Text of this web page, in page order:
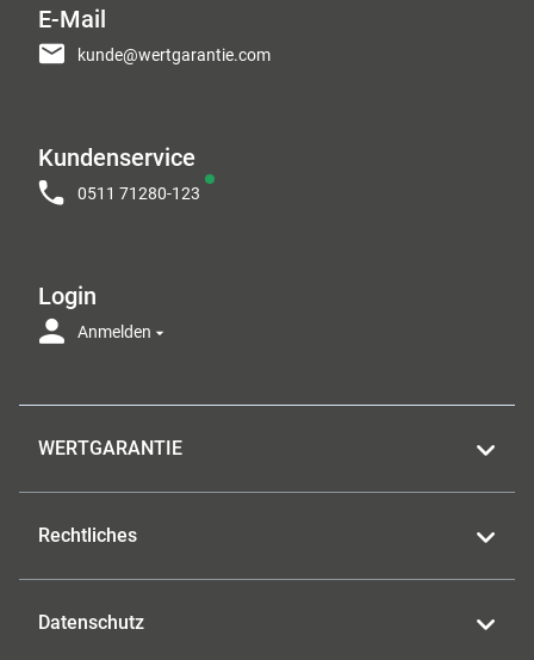
E-Mail
kunde@wertgarantie.com
Kundenservice
0511 71280-123
Login
Anmelden
WERTGARANTIE
Rechtliches
Datenschutz